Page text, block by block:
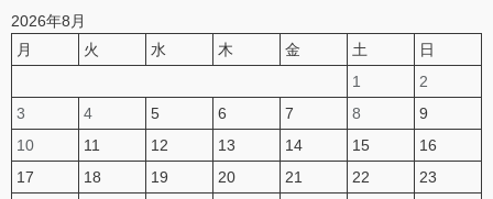
2026年8月
月
火 水 木 金 土
日
1
2
3
4 5 6 7 8
9
10
11 12 13 14 15
16
17
18 19 20 21 22
23